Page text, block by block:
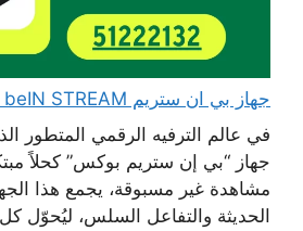
جهاز بي ان ستريم beIN STREAM الكويت مع اشتراك
في عالم الترفيه الرقمي المتطور
جهاز “بي إن ستريم بوكس” كحلاً
مشاهدة غير مسبوقة، يجمع هذا
الحديثة والتفاعل السلس، ليُحوّل